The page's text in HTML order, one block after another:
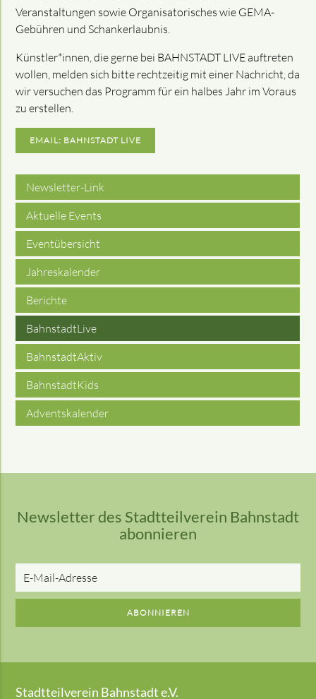
Veranstaltungen sowie Organisatorisches wie GEMA-
Gebühren und Schankerlaubnis.
Künstler*innen, die gerne bei BAHNSTADT LIVE auftreten
wollen, melden sich bitte rechtzeitig mit einer Nachricht, da
wir versuchen das Programm für ein halbes Jahr im Voraus
zu erstellen.
EMAIL: BAHNSTADT LIVE
Newsletter-Link
Aktuelle Events
Eventübersicht
Jahreskalender
Berichte
BahnstadtLive
BahnstadtAktiv
BahnstadtKids
Adventskalender
Newsletter des Stadtteilverein Bahnstadt
abonnieren
Adresse
ABONNIEREN
Stadtteilverein Bahnstadt e.V.